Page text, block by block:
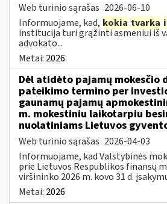
Web turinio sąrašas 2026-06-10
Informuojame, kad, kokia tvarka
institucija turi grąžinti asmeniui iš
advokato...
Metai: 2026
Dėl atidėto pajamų mokesčio
pateikimo termino per
gaunamų pajamų
m. mokestiniu laikotarpiu
nuolatiniams Lietuvos
Web turinio sąrašas 2026-04-03
Informuojame, kad Valstybinės
prie Lietuvos Respublikos finansų
viršininko 2026 m. kovo 31 d.
Metai: 2026